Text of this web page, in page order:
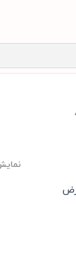
نمایش 37–48 از 270 نتیجه